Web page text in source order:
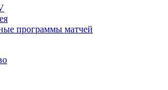
программы матчей